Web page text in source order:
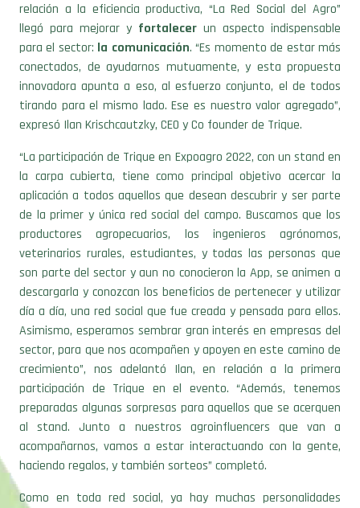
relación a la eficiencia productiva, “La Red Social del Agro”
llegó para mejorar y fortalecer un aspecto indispensable
para el sector: la comunicación. “Es momento de estar más
conectados, de ayudarnos mutuamente, y esta propuesta
innovadora apunta a eso, al esfuerzo conjunto, el de todos
tirando para el mismo lado. Ese es nuestro valor agregado”,
expresó Ilan Krischcautzky, CEO y Co founder de Trique.
“La participación de Trique en Expoagro 2022, con un stand en
la carpa cubierta, tiene como principal objetivo acercar la
aplicación a todos aquellos que desean descubrir y ser parte
de la primer y única red social del campo. Buscamos que los
productores agropecuarios, los ingenieros agrónomos,
veterinarios rurales, estudiantes, y todas las personas que
son parte del sector y aun no conocieron la App, se animen a
descargarla y conozcan los beneficios de pertenecer y utilizar
día a día, una red social que fue creada y pensada para ellos.
Asimismo, esperamos sembrar gran interés en empresas del
sector, para que nos acompañen y apoyen en este camino de
crecimiento”, nos adelantó Ilan, en relación a la primera
participación de Trique en el evento. “Además, tenemos
preparadas algunas sorpresas para aquellos que se acerquen
al stand. Junto a nuestros agroinfluencers que van a
acompañarnos, vamos a estar interactuando con la gente,
haciendo regalos, y también sorteos” completó.
Como en toda red social, ya hay muchas personalidades